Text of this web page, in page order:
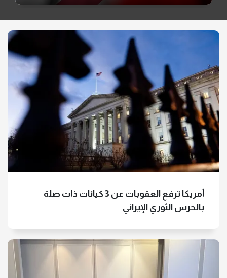
أمريكا ترفع العقوبات عن 3 كيانات ذات صلة
بالحرس الثوري الإيراني